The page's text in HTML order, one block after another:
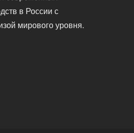
в России с
мирового уровня.